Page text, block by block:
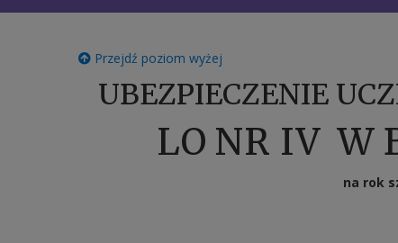
Przejdź poziom wyżej
UBEZPIECZENIE
LO NR IV W
na rok